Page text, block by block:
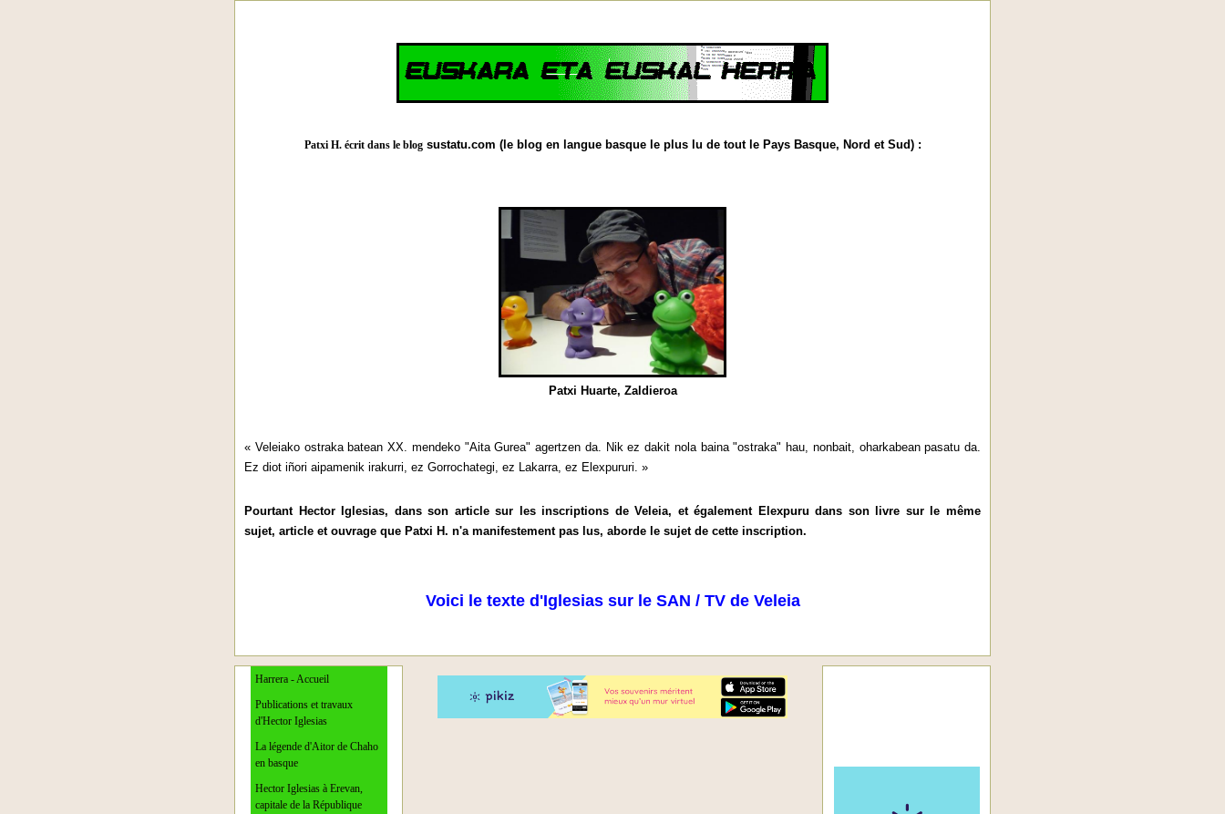
Patxi H. écrit dans le blog sustatu.com (le blog en langue basque le plus lu de tout le Pays Basque, Nord et Sud) :
Patxi Huarte, Zaldieroa
« Veleiako ostraka batean XX. mendeko "Aita Gurea" agertzen da. Nik ez dakit nola baina "ostraka" hau, nonbait, oharkabean pasatu da.
Ez diot iñori aipamenik irakurri, ez Gorrochategi, ez Lakarra, ez Elexpururi. »
Pourtant Hector Iglesias, dans son article sur les inscriptions de Veleia, et également Elexpuru dans son livre sur le même
sujet, article et ouvrage que Patxi H. n'a manifestement pas lus, aborde le sujet de cette inscription.
Voici le texte d'Iglesias sur le SAN / TV de Veleia
Harrera - Accueil
Publications et travaux
d'Hector Iglesias
La légende d'Aitor de Chaho
en basque
Hector Iglesias à Erevan,
capitale de la République